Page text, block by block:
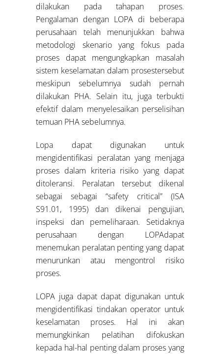
dilakukan pada tahapan proses.
Pengalaman dengan LOPA di beberapa
perusahaan telah menunjukkan bahwa
metodologi skenario yang fokus pada
proses dapat mengungkapkan masalah
sistem keselamatan dalam prosestersebut
meskipun sebelumnya sudah pernah
dilakukan PHA. Selain itu, juga terbukti
efektif dalam menyelesaikan perselisihan
temuan PHA sebelumnya.
Lopa dapat digunakan untuk
mengidentifikasi peralatan yang menjaga
proses dalam kriteria risiko yang dapat
ditoleransi. Peralatan tersebut dikenal
sebagai sebagai “safety critical” (ISA
S91.01, 1995) dan dikenai pengujian,
inspeksi dan pemeliharaan. Setidaknya
perusahaan dengan LOPAdapat
menemukan peralatan penting yang dapat
menurunkan atau mengontrol risiko
proses.
LOPA juga dapat dapat digunakan untuk
mengidentifikasi tindakan operator untuk
keselamatan proses. Hal ini akan
memungkinkan pelatihan difokuskan
kepada hal-hal penting dalam proses yang